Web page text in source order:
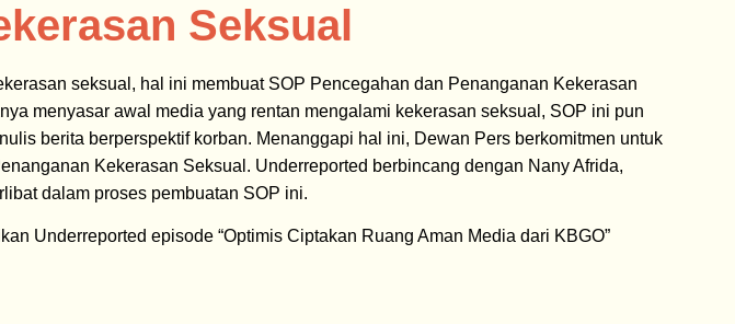
Seksual
seksual, hal ini membuat SOP Pencegahan dan Penanganan Kekerasan
menyasar awal media yang rentan mengalami kekerasan seksual, SOP ini pun
berita berperspektif korban. Menanggapi hal ini, Dewan Pers berkomitmen untuk
Kekerasan Seksual. Underreported berbincang dengan Nany Afrida,
dalam proses pembuatan SOP ini.
Underreported episode “Optimis Ciptakan Ruang Aman Media dari KBGO”